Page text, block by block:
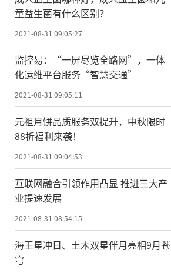
童益生菌有什么区别？
2021-08-31 09:05:27
监控易：“一屏尽览全路网”，一体
化运维平台服务“智慧交通”
2021-08-31 09:05:11
元祖月饼品质服务双提升，中秋限时
88折福利来袭！
2021-08-31 09:04:53
互联网融合引领作用凸显 推进三大产
业提速发展
2021-08-31 08:54:15
海王星冲日、土木双星伴月亮相9月苍
穹